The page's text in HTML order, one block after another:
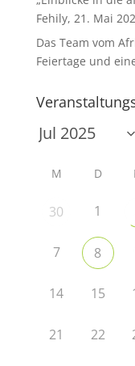
Fehily, 21. Mai
Das Team vom
Feiertage und
M D
30 1
7 8
14 15
21 22